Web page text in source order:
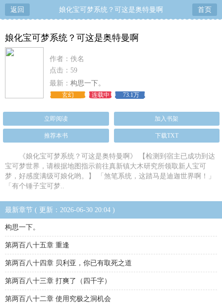
返回 娘化宝可梦系统？可这是奥特曼啊 首页
娘化宝可梦系统？可这是奥特曼啊
作者：佚名
点击：59
最新： 构思一下。
玄幻 连载中 73.1万
立即阅读 加入书架
推荐本书 下载TXT
《娘化宝可梦系统？可这是奥特曼啊》 【检测到宿主已成功到达
宝可梦世界，请根据地图指示前往真新镇大木研究所领取新人宝可
梦，好感度满级可娘化哟。】 「煞笔系统，这踏马是迪迦世界啊！」
「有个锤子宝可梦..
最新章节 ( 更新：2026-06-30 20:04 )
构思一下。
第两百八十五章 重逢
第两百八十四章 贝利亚，你已有取死之道
第两百八十三章 打爽了（四千字）
第两百八十二章 使用究极之洞机会